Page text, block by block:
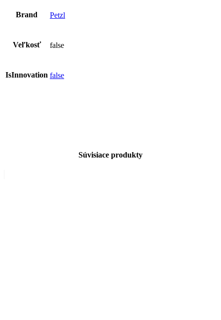
Brand Petzl
Veľkosť false
IsInnovation false
Súvisiace produkty